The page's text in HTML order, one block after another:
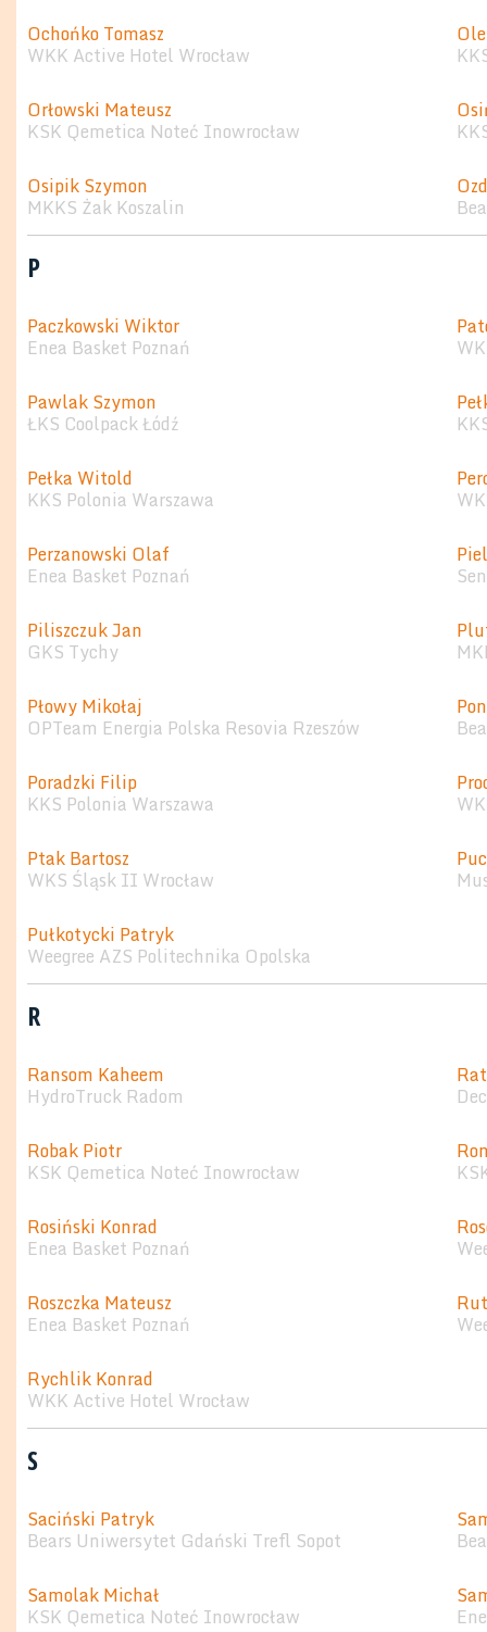
Ochońko Tomasz
WKK Active Hotel Wrocław
Orłowski Mateusz
KSK Qemetica Noteć Inowrocław
Osipik Szymon
MKKS Żak Koszalin
P
Paczkowski Wiktor
Enea Basket Poznań
Pawlak Szymon
ŁKS Coolpack Łódź
Pełka Witold
KKS Polonia Warszawa
Perzanowski Olaf
Enea Basket Poznań
Piliszczuk Jan
GKS Tychy
Płowy Mikołaj
OPTeam Energia Polska Resovia Rzeszów
Poradzki Filip
KKS Polonia Warszawa
Ptak Bartosz
WKS Śląsk II Wrocław
Pułkotycki Patryk
Weegree AZS Politechnika Opolska
R
Ransom Kaheem
HydroTruck Radom
Robak Piotr
KSK Qemetica Noteć Inowrocław
Rosiński Konrad
Enea Basket Poznań
Roszczka Mateusz
Enea Basket Poznań
Rychlik Konrad
WKK Active Hotel Wrocław
S
Saciński Patryk
Bears Uniwersytet Gdański Trefl Sopot
Samolak Michał
KSK Qemetica Noteć Inowrocław